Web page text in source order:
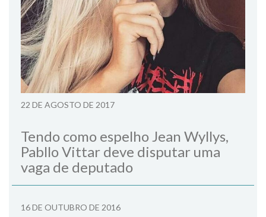
22 DE AGOSTO DE 2017
Tendo como espelho Jean Wyllys,
Pabllo Vittar deve disputar uma
vaga de deputado
16 DE OUTUBRO DE 2016